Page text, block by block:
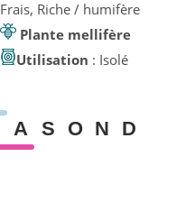
Frais, Riche / humifère
Plante mellifère
Utilisation
: Isolé
A S O N D